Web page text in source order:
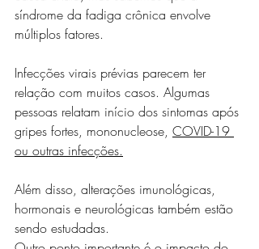
síndrome da fadiga crônica envolve
múltiplos fatores.
Infecções virais prévias parecem ter
relação com muitos casos. Algumas
pessoas relatam início dos sintomas após
gripes fortes, mononucleose, COVID-19
ou outras infecções.
Além disso, alterações imunológicas,
hormonais e neurológicas também estão
sendo estudadas.